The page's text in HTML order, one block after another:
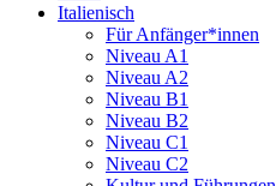
Italienisch
Für Anfänger*innen
Niveau A1
Niveau A2
Niveau B1
Niveau B2
Niveau C1
Niveau C2